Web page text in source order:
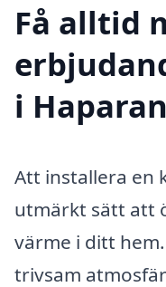
Få alltid
i
Att installera en
utmärkt sätt att
värme i ditt
trivsam